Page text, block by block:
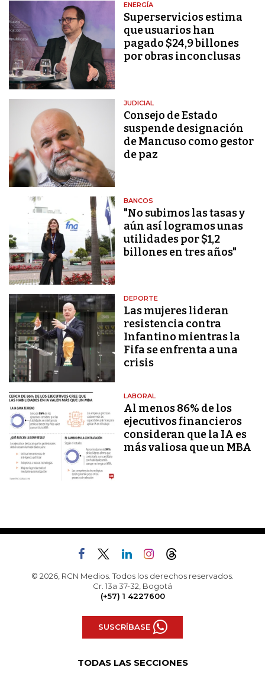
ENERGÍA
Superservicios estima
que usuarios han
pagado $24,9 billones
por obras inconclusas
JUDICIAL
Consejo de Estado
suspende designación
de Mancuso como gestor
de paz
BANCOS
"No subimos las tasas y
aún así logramos unas
utilidades por $1,2
billones en tres años"
DEPORTE
Las mujeres lideran
resistencia contra
Infantino mientras la
Fifa se enfrenta a una
crisis
LABORAL
Al menos 86% de los
ejecutivos financieros
consideran que la IA es
más valiosa que un MBA
© 2026, RCN Medios. Todos los derechos reservados.
Cr. 13a 37-32, Bogotá
(+57) 1 4227600
SUSCRÍBASE
TODAS LAS SECCIONES